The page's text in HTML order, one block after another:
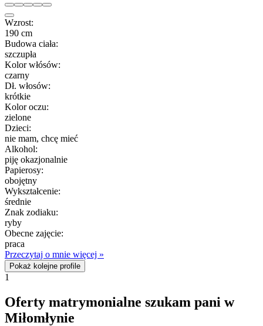
Wzrost:
190 cm
Budowa ciała:
szczupła
Kolor włósów:
czarny
Dł. włosów:
krótkie
Kolor oczu:
zielone
Dzieci:
nie mam, chcę mieć
Alkohol:
piję okazjonalnie
Papierosy:
obojętny
Wykształcenie:
średnie
Znak zodiaku:
ryby
Obecne zajęcie:
praca
Przeczytaj o mnie więcej »
Pokaż kolejne profile
1
Oferty matrymonialne szukam pani w
Miłomłynie